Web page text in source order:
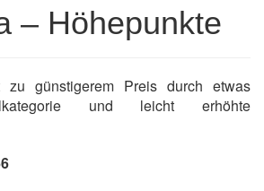
– Höhepunkte
zu günstigerem Preis durch etwas
und leicht erhöhte